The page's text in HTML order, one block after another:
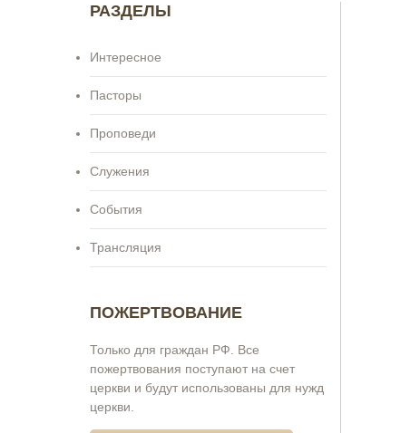
РАЗДЕЛЫ
Интересное
Пасторы
Проповеди
Служения
События
Трансляция
ПОЖЕРТВОВАНИЕ
Только для граждан РФ. Все
пожертвования поступают на счет
церкви и будут использованы для нужд
церкви.